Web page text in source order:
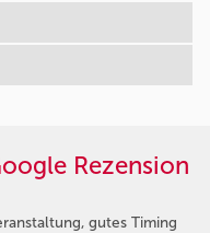
Rezension
gutes Timing